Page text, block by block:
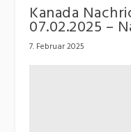
Kanada
07.02.2025 –
7. Februar 2025